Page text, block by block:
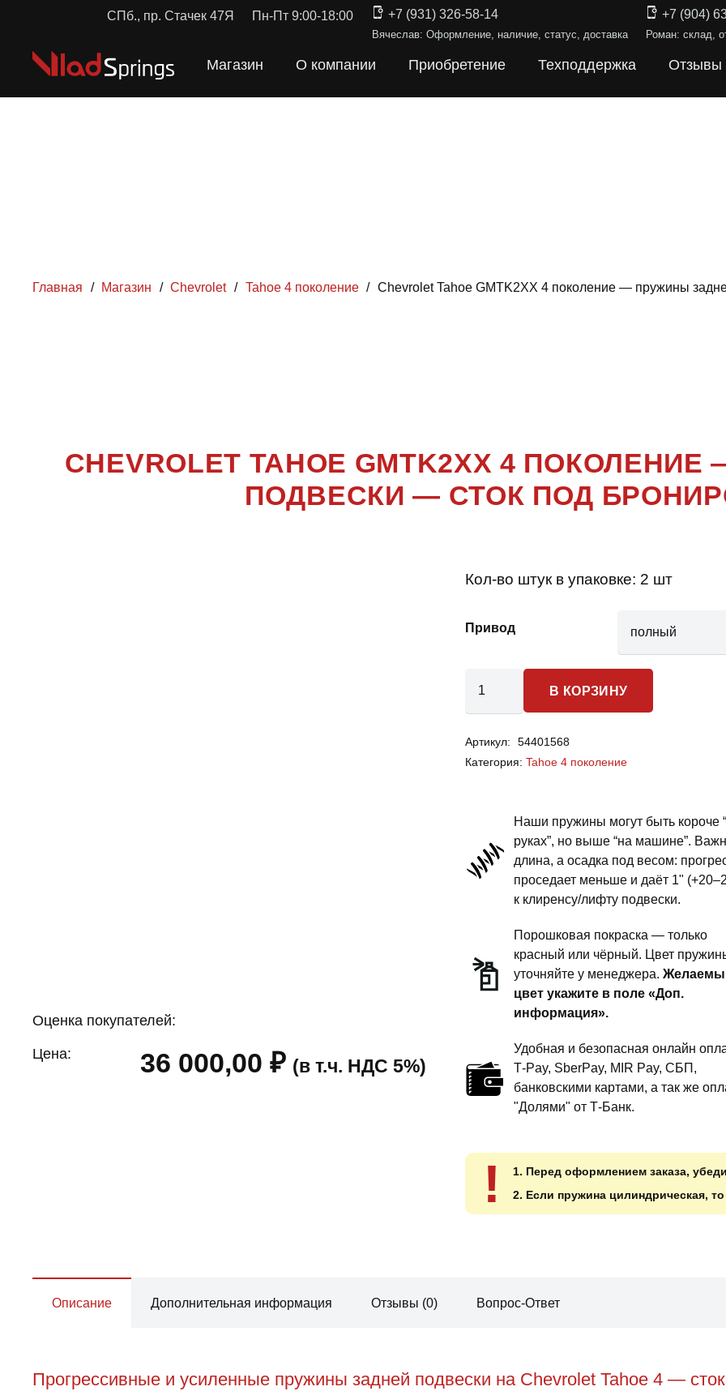
СПб., пр. Стачек 47Я Пн-Пт 9:00-18:00 +7 (931) 326-58-14
Вячеслав: Оформление, наличие, статус, доставка
+7 (904)
Роман: склад,
Магазин О компании Приобретение Техподдержка Отзывы
Главная / Магазин / Chevrolet / Tahoe 4 поколение / Chevrolet Tahoe GMTK2XX 4 поколение — пружины
TAHOE 4
CHEVROLET TAHOE GMTK2XX 4
ПОДВЕСКИ — СТОК ПОД
Оценка покупателей:
Цена: 36 000,00₽ (в т.ч. НДС 5%)
Кол-во штук в упаковке: 2 шт
Привод
Tahoe
GMTK2XX
поколение
пружины
задней
подвески
под
бронирование
В КОРЗИНУ
Артикул:
54401568
Категория:Tahoe 4 поколение
Наши пружины могут быть короче
руках”, но выше “на машине”.
длина, а осадка под весом:
проседает меньше и даёт 1"
к клиренсу/лифту подвески.
Порошковая покраска — только
красный или чёрный. Цвет
уточняйте у менеджера.
цвет укажите в поле «Доп.
информация».
Удобная и безопасная онлайн
T‑Pay, SberPay, MIR Pay, СБП,
банковскими картами, а так же
"Долями" от Т-Банк.
!
1. Перед оформлением заказа,
2. Если пружина цилиндрическая,
Описание Дополнительная информация Отзывы (0) Вопрос-Ответ
Прогрессивные и усиленные пружины задней подвески на Chevrolet Tahoe 4 —